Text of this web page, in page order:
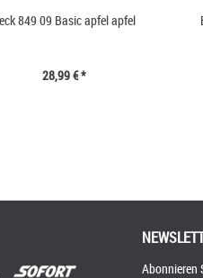
849 09 Basic apfel apfel
28,99 € *
Abonnieren